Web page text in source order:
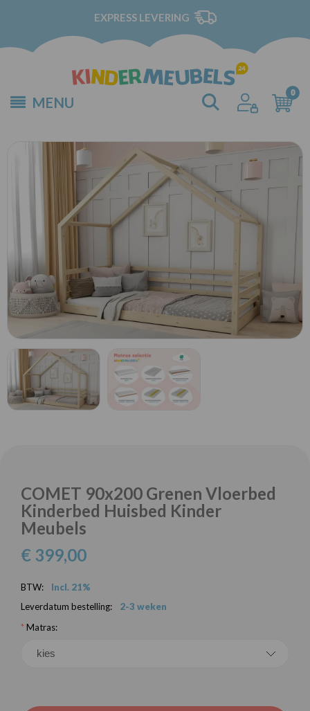
EXPRESS LEVERING
MENU
COMET 90x200 Grenen Vloerbed
Kinderbed Huisbed Kinder
Meubels
€ 399,00
BTW:
Incl. 21%
Leverdatum bestelling:
2-3 weken
* Matras: